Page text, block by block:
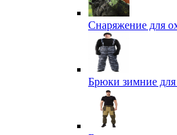
Снаряжение для
Брюки зимние